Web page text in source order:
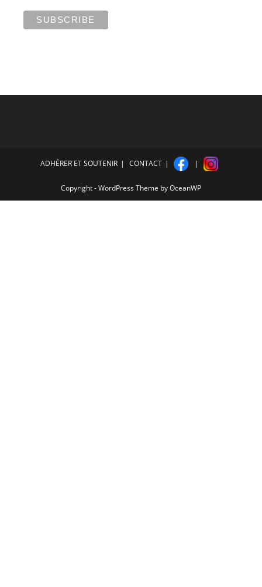
ADHÉRER ET SOUTENIR CONTACT
Copyright - WordPress Theme by OceanWP